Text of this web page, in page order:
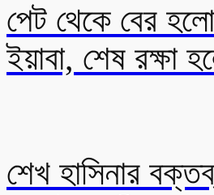
পেট থেকে বের
ইয়াবা, শেষ রক্ষা
শেখ হাসিনার